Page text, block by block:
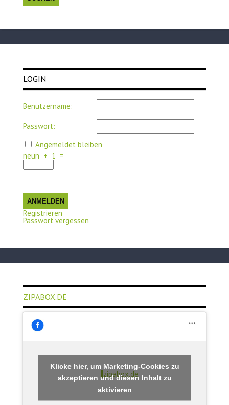
LOGIN
Benutzername:
Passwort:
Angemeldet bleiben
neun + 1 =
ANMELDEN
Registrieren
Passwort vergessen
ZIPABOX.DE
zipabox.de
Klicke hier, um Marketing-Cookies zu
akzeptieren und diesen Inhalt zu
aktivieren